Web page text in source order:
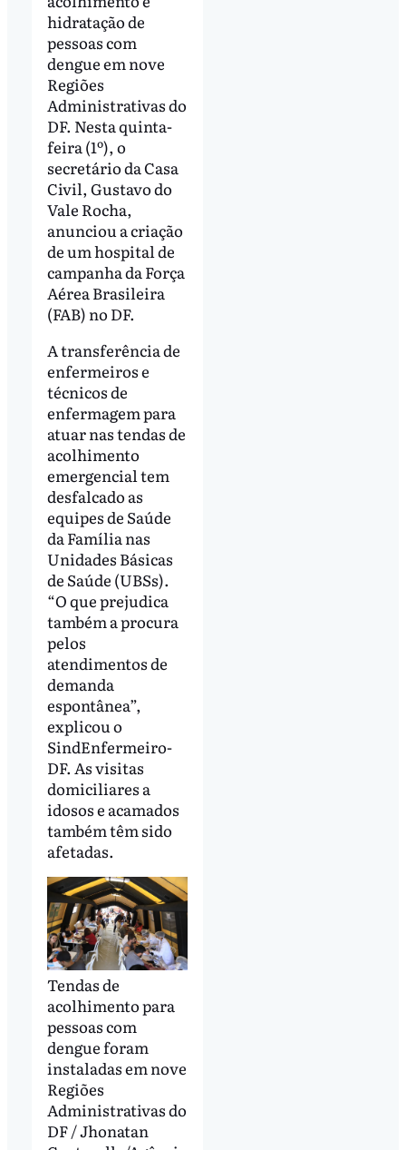
hidratação de
pessoas com
dengue em nove
Regiões
Administrativas do
DF. Nesta quinta-
feira (1º), o
secretário da Casa
Civil, Gustavo do
Vale Rocha,
anunciou a criação
de um hospital de
campanha da Força
Aérea Brasileira
(FAB) no DF.
A transferência de
enfermeiros e
técnicos de
enfermagem para
atuar nas tendas de
acolhimento
emergencial tem
desfalcado as
equipes de Saúde
da Família nas
Unidades Básicas
de Saúde (UBSs).
“O que prejudica
também a procura
pelos
atendimentos de
demanda
espontânea”,
explicou o
SindEnfermeiro-
DF. As visitas
domiciliares a
idosos e acamados
também têm sido
afetadas.
Tendas de
acolhimento para
pessoas com
dengue foram
instaladas em nove
Regiões
Administrativas do
DF / Jhonatan